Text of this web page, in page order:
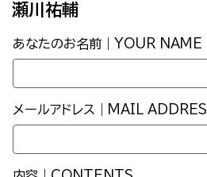
瀬川祐輔
あなたのお名前｜YOUR NAME
メールアドレス｜MAIL